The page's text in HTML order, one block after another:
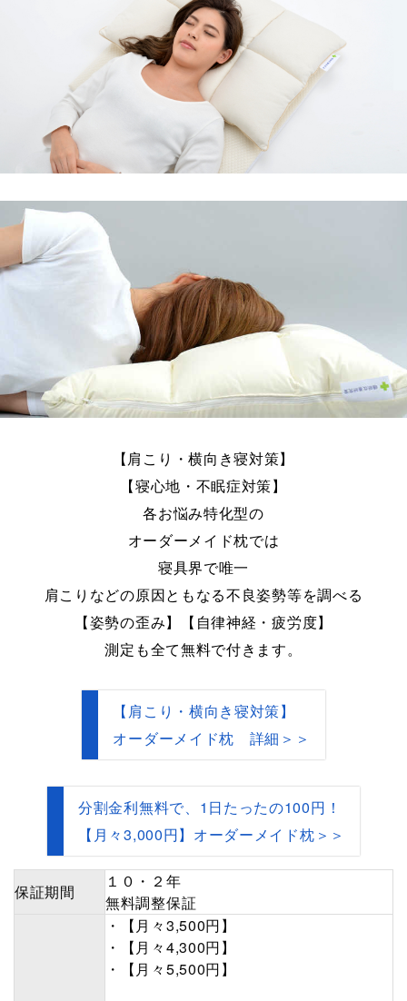
【肩こり・横向き寝対策】
【寝心地・不眠症対策】
各お悩み特化型の
オーダーメイド枕では
寝具界で唯一
肩こりなどの原因ともなる不良姿勢等を調べる
【姿勢の歪み】【自律神経・疲労度】
測定も全て無料で付きます。
【肩こり・横向き寝対策】
オーダーメイド枕 詳細＞＞
分割金利無料で、1日たったの100円！
【月々3,000円】オーダーメイド枕＞＞
保証期間
１０・２年
無料調整保証
・【月々3,500円】
・【月々4,300円】
・【月々5,500円】